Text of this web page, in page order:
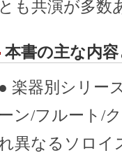
とも共演が多数
本書の主な内
● 楽器別シリー
ーン/フルート/
異なるソロイ